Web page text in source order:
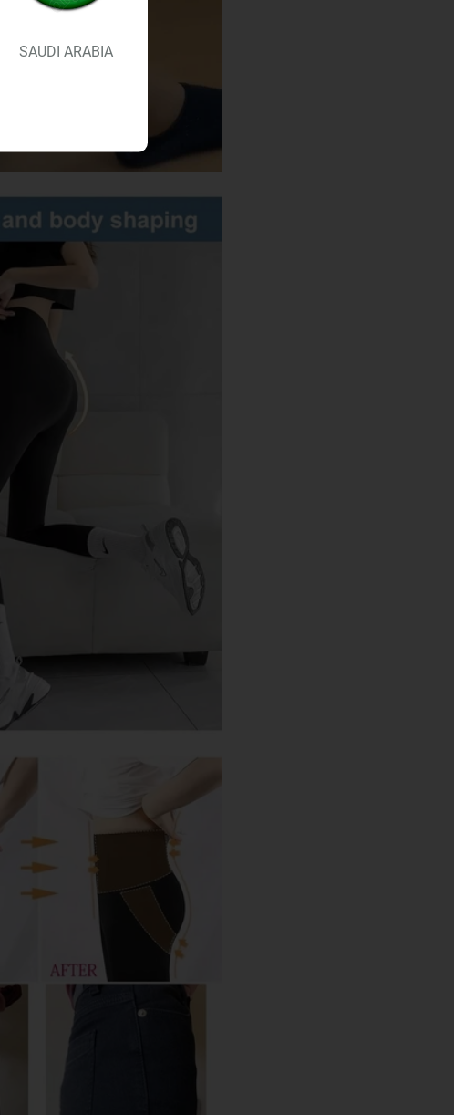
SAUDI ARABIA